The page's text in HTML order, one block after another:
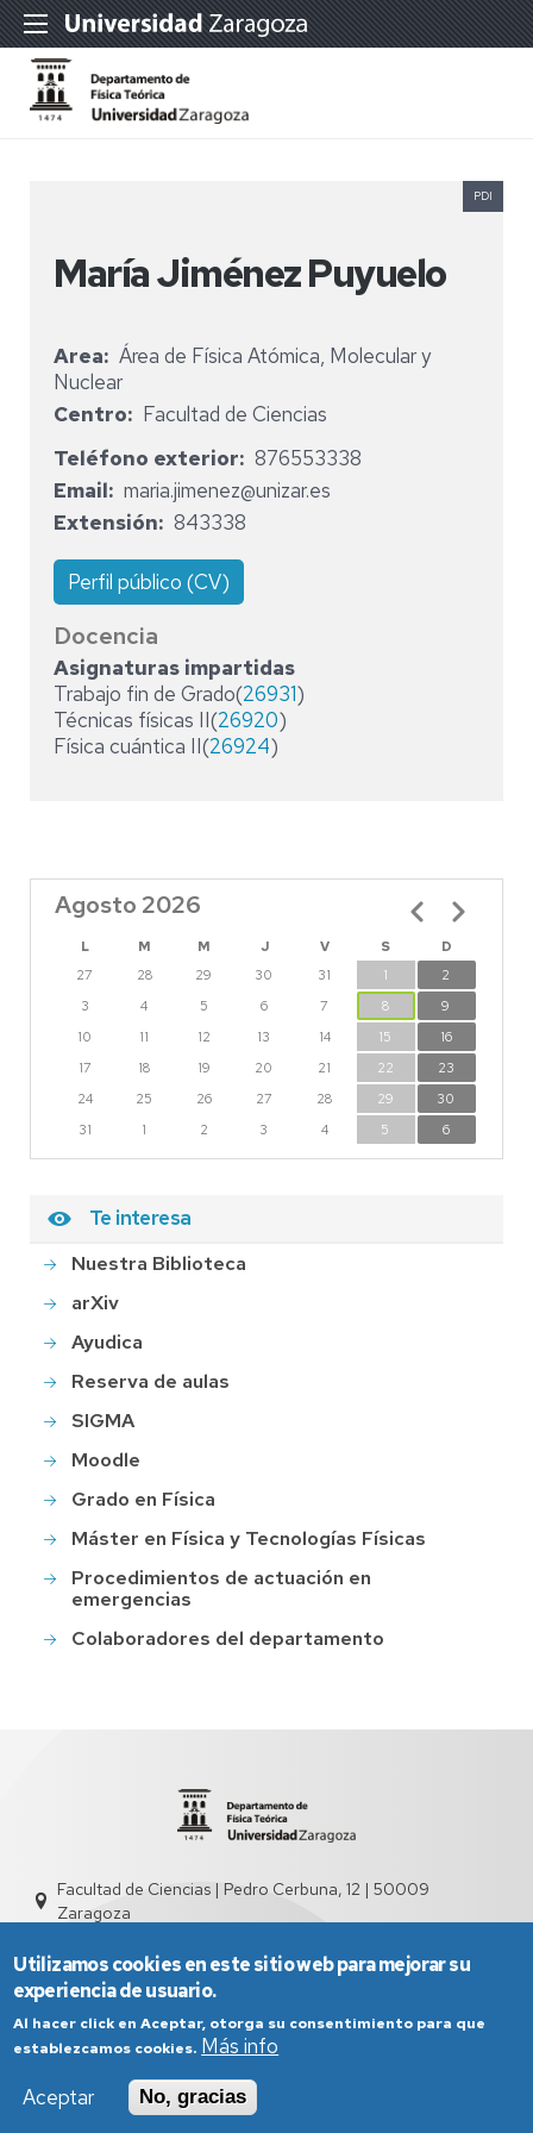
María Jiménez Puyuelo
PDI
Area
Área de Física Atómica, Molecular y
Nuclear
Centro
Facultad de Ciencias
Teléfono exterior
876553338
Email
maria.jimenez@unizar.es
Extensión
843338
Perfil público (CV)
Docencia
Asignaturas impartidas
Trabajo fin de Grado(26931)
Técnicas físicas II(26920)
Física cuántica II(26924)
Agosto 2026
L M M J V S
D
27
28 29 30 31 1
2
3
4 5 6 7 8
9
10
11 12 13 14 15
16
17
18 19 20 21 22
23
24
25 26 27 28 29
30
31
1 2 3 4 5 6
Paginación
Te interesa
Nuestra Biblioteca
arXiv
Ayudica
Reserva de aulas
SIGMA
Moodle
Grado en Física
Máster en Física y Tecnologías Físicas
Procedimientos de actuación en
emergencias
Colaboradores del departamento
Facultad de Ciencias | Pedro Cerbuna, 12 | 50009
Zaragoza
Aviso Legal
Condiciones generales de uso
Política de Privacidad
Utilizamos cookies en este sitio web para mejorar su
experiencia de usuario.
Al hacer click en Aceptar, otorga su consentimiento para que
establezcamos cookies. Más info
Aceptar
No, gracias